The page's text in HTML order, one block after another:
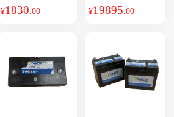
NLS
¥1830.00 ¥19895.00